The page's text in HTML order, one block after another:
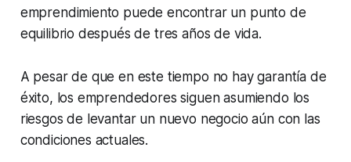
emprendimiento puede encontrar un punto de
equilibrio después de tres años de vida.
A pesar de que en este tiempo no hay garantía de
éxito, los emprendedores siguen asumiendo los
riesgos de levantar un nuevo negocio aún con las
condiciones actuales.